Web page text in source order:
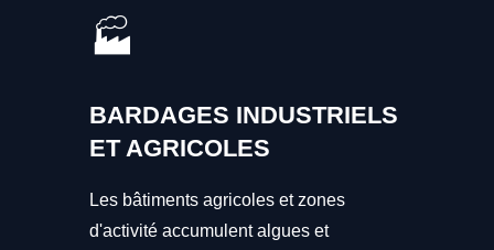
🏭
BARDAGES INDUSTRIELS
ET AGRICOLES
Les bâtiments agricoles et zones
d'activité accumulent algues et